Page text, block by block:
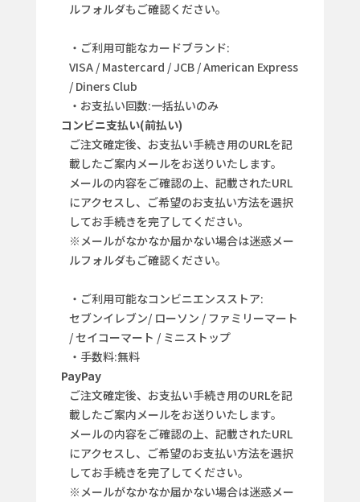
ルフォルダもご確認ください。
・ご利用可能なカードブランド:
VISA / Mastercard / JCB / American Express
/ Diners Club
・お支払い回数:一括払いのみ
コンビニ支払い(前払い)
ご注文確定後、お支払い手続き用のURLを記
載したご案内メールをお送りいたします。
メールの内容をご確認の上、記載されたURL
にアクセスし、ご希望のお支払い方法を選択
してお手続きを完了してください。
※メールがなかなか届かない場合は迷惑メー
ルフォルダもご確認ください。
・ご利用可能なコンビニエンスストア:
セブンイレブン/ ローソン / ファミリーマート
/ セイコーマート / ミニストップ
・手数料:無料
PayPay
ご注文確定後、お支払い手続き用のURLを記
載したご案内メールをお送りいたします。
メールの内容をご確認の上、記載されたURL
にアクセスし、ご希望のお支払い方法を選択
してお手続きを完了してください。
※メールがなかなか届かない場合は迷惑メー